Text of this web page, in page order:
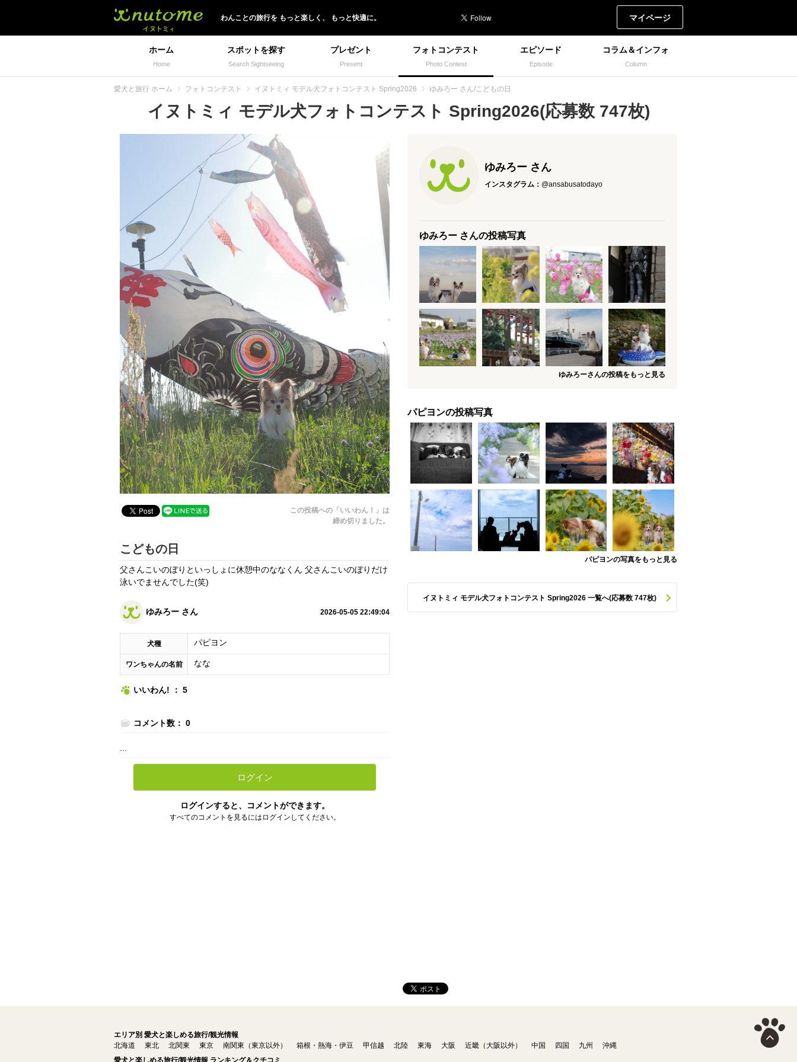
わんことの旅行を もっと楽しく、 もっと快適に。 マイページ
ホーム
Home
スポットを探す
Search Sightseeing
プレゼント
Present
フォトコンテスト
Photo Contest
エピソード
Episode
コラム＆インフォ
Column
愛犬と旅行 ホーム フォトコンテスト イヌトミィ モデル犬フォトコンテスト Spring2026 ゆみろー さん/こどもの日
イヌトミィ モデル犬フォトコンテスト Spring2026(応募数 747枚)
この投稿への「いいわん！」は
締め切りました。
こどもの日
父さんこいのぼりといっしょに休憩中のななくん⁡ ⁡父さんこいのぼりだけ
泳いでませんでした(笑)
ゆみろー さん 2026-05-05 22:49:04
犬種 パピヨン
ワンちゃんの名前 なな
いいわん! ： 5
コメント数： 0
ログイン
ログインすると、コメントができます。
すべてのコメントを見るにはログインしてください。
ゆみろー さん
インスタグラム： @ansabusatodayo
ゆみろー さんの投稿写真
ゆみろーさんの投稿をもっと見る
パピヨンの投稿写真
パピヨンの写真をもっと見る
イヌトミィ モデル犬フォトコンテスト Spring2026 一覧へ(応募数 747枚)
エリア別 愛犬と楽しめる旅行/観光情報
北海道
東北 北関東 東京 南関東（東京以外） 箱根・熱海・伊豆 甲信越 北陸 東海 大阪 近畿（大阪以外） 中国 四国 九州
沖縄
愛犬と楽しめる旅行/観光情報 ランキング＆クチコミ